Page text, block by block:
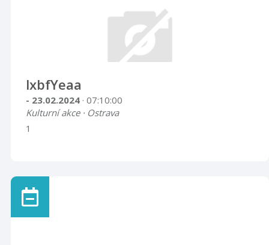
lxbfYeaa
- 23.02.2024 · 07:10:00
Kulturní akce · Ostrava
1